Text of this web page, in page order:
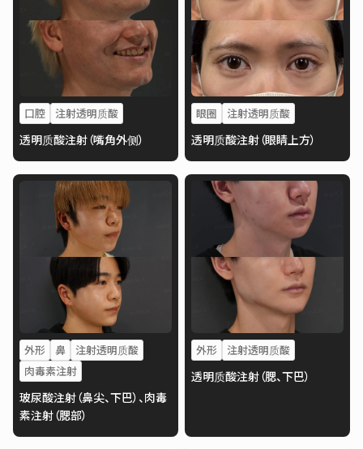
口腔 注射透明质酸
透明质酸注射（嘴角外侧）
眼圈 注射透明质酸
透明质酸注射（眼睛上方）
外形 鼻
注射透明质酸
肉毒素注射
玻尿酸注射（鼻尖、下巴）、肉毒
素注射（腮部）
外形 注射透明质酸
透明质酸注射（腮、下巴）